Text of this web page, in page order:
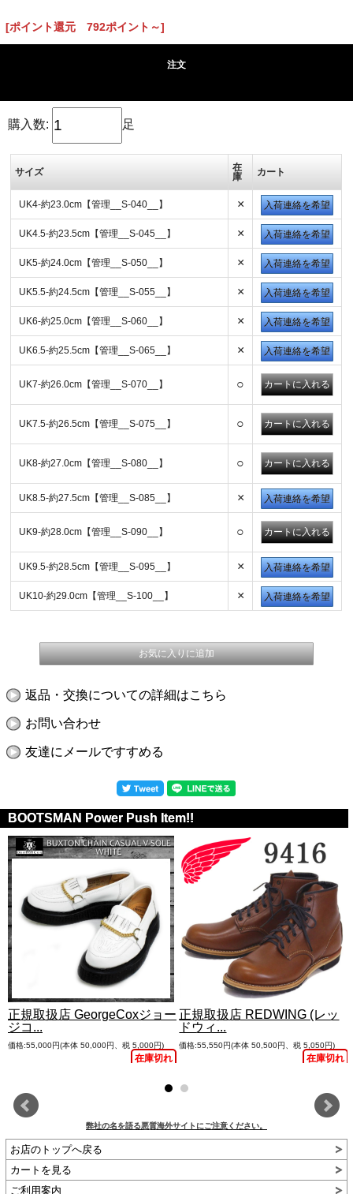
[ポイント還元 792ポイント～]
注文
購入数: 足
サイズ
在
庫
カート
UK4-約23.0cm【管理__S-040__】 × 入荷連絡を希望
UK4.5-約23.5cm【管理__S-045__】 × 入荷連絡を希望
UK5-約24.0cm【管理__S-050__】 × 入荷連絡を希望
UK5.5-約24.5cm【管理__S-055__】 × 入荷連絡を希望
UK6-約25.0cm【管理__S-060__】 × 入荷連絡を希望
UK6.5-約25.5cm【管理__S-065__】 × 入荷連絡を希望
UK7-約26.0cm【管理__S-070__】 ○
UK7.5-約26.5cm【管理__S-075__】 ○
UK8-約27.0cm【管理__S-080__】 ○
UK8.5-約27.5cm【管理__S-085__】 × 入荷連絡を希望
UK9-約28.0cm【管理__S-090__】 ○
UK9.5-約28.5cm【管理__S-095__】 × 入荷連絡を希望
UK10-約29.0cm【管理__S-100__】 × 入荷連絡を希望
返品・交換についての詳細はこちら
お問い合わせ
友達にメールですすめる
BOOTSMAN Power Push Item!!
正規取扱店 GeorgeCoxジョー
ジコ...
価格:55,000円(本体 50,000円、税 5,000円)
在庫切れ
正規取扱店 REDWING (レッ
ドウィ...
価格:55,550円(本体 50,500円、税 5,050円)
在庫切れ
弊社の名を語る悪質海外サイトにご注意ください。
お店のトップへ戻る
カートを見る
ご利用案内